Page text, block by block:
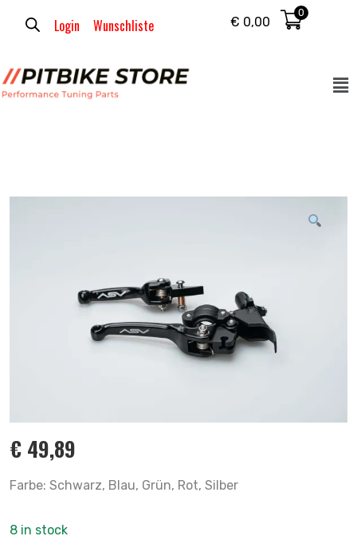
Login Wunschliste € 0,00
0
€ 49,89
Farbe: Schwarz, Blau, Grün, Rot, Silber
8 in stock